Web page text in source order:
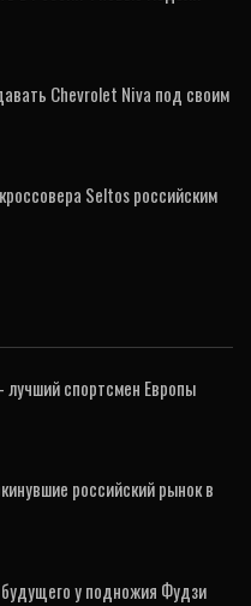
Chevrolet Niva под своим
Seltos российским
лучший спортсмен Европы
российский рынок в
у подножия Фудзи